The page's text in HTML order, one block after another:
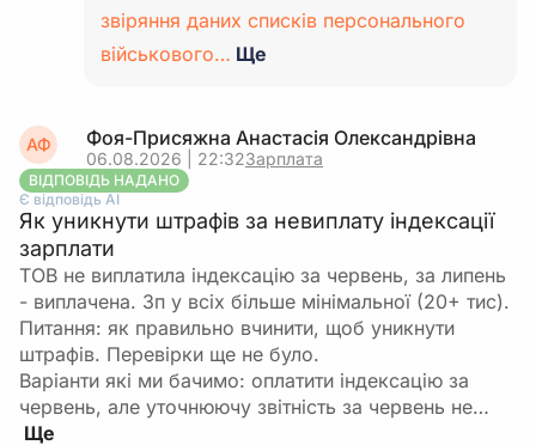
звіряння даних списків персонального
військового… Ще
АФ Фоя-Присяжна Анастасія Олександрівна
06.08.2026 | 22:32Зарплата
ВІДПОВІДЬ НАДАНО
Є відповідь АІ
Як уникнути штрафів за невиплату індексації
зарплати
ТОВ не виплатила індексацію за червень, за липень
- виплачена. Зп у всіх більше мінімальної (20+ тис).
Питання: як правильно вчинити, щоб уникнути
штрафів. Перевірки ще не було.
Варіанти які ми бачимо: оплатити індексацію за
червень, але уточнюючу звітність за червень не…